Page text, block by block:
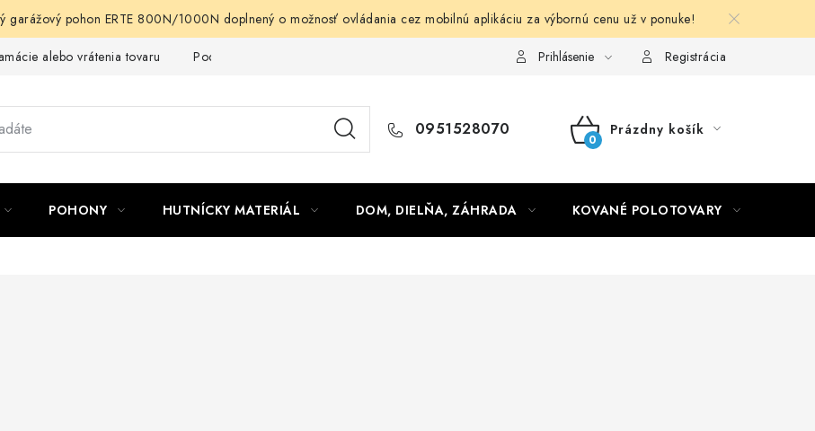
garážový pohon ERTE 800N/1000N doplnený o možnosť ovládania cez mobilnú aplikáciu za výbornú cenu už v ponuke!
alebo vrátenia tovaru Podmienky ochrany osobných údajov Obchodné podmienkyPrihlásenie Registrácia
0951528070
NÁKUPNÝ
Prázdny košík
POHONY HUTNÍCKY MATERIÁL DOM, DIELŇA, ZÁHRADA KOVANÉ POLOTOVARY